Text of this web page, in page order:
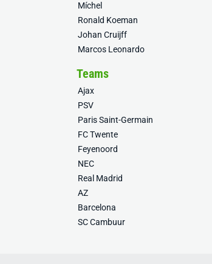
Míchel
Ronald Koeman
Johan Cruijff
Marcos Leonardo
Teams
Ajax
PSV
Paris Saint-Germain
FC Twente
Feyenoord
NEC
Real Madrid
AZ
Barcelona
SC Cambuur